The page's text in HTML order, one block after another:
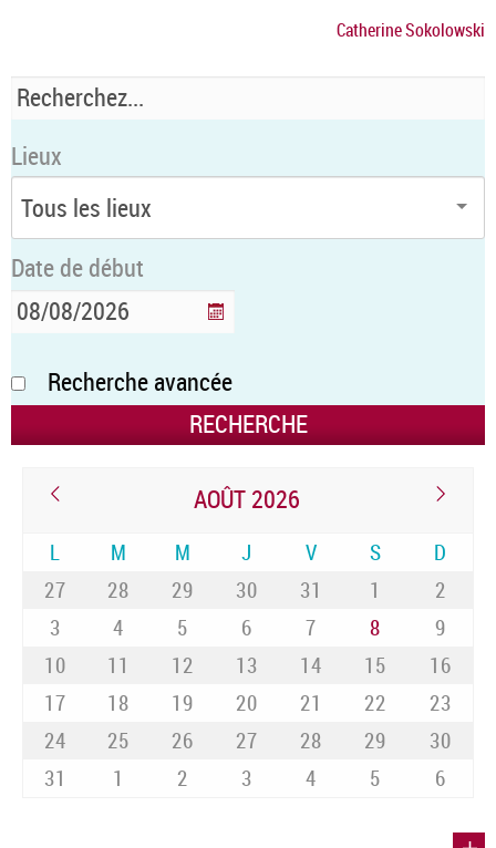
Catherine Sokolowski
Lieux
Date de début
Recherche avancée
AOÛT 2026
L M M J V S
D
27
28 29 30 31 1
2
3
4 5 6 7 8
9
10
11 12 13 14 15
16
17
18 19 20 21 22
23
24
25 26 27 28 29
30
31
1 2 3 4 5 6